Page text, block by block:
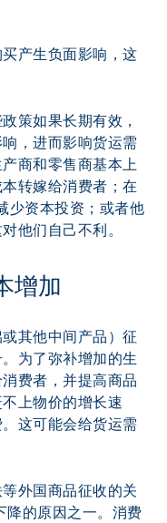
产生负面影响，这
策如果长期有效，
，进而影响货运需
商和零售商基本上
转嫁给消费者；在
少资本投资；或者他
增加
其他中间产品）征
为了弥补增加的生
费者，并提高商品
上物价的增长速
这可能会给货运需
外国商品征收的关
降的原因之一。消费